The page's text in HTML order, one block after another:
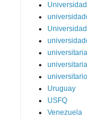
universitaria
Uruguay
USFQ
Venezuela